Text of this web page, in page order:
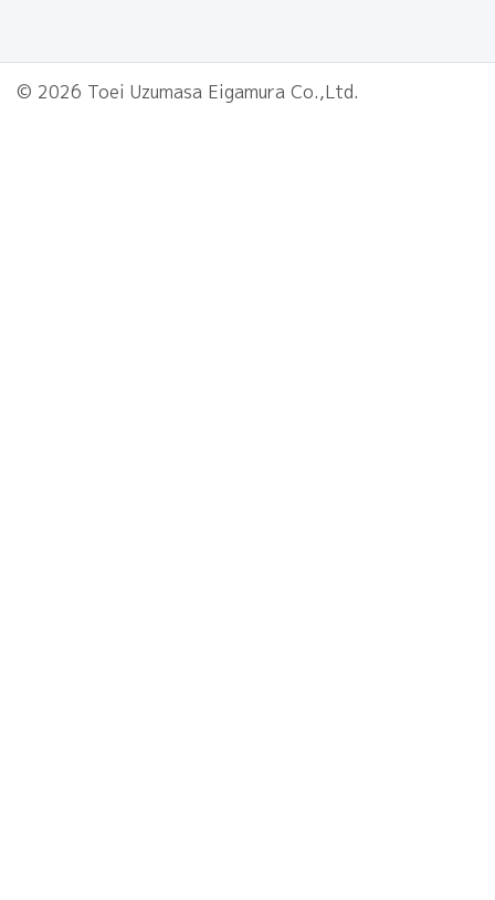
© 2026 Toei Uzumasa Eigamura Co.,Ltd.